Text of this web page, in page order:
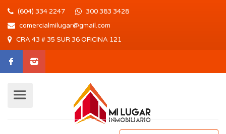
(604) 334 2247
300 383 3428
comercialmilugar@gmail.com
CRA 43 # 35 SUR 36 OFICINA 121